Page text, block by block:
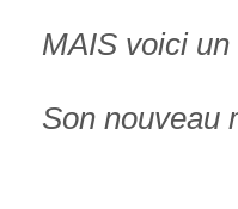
MAIS voici
Son nouveau